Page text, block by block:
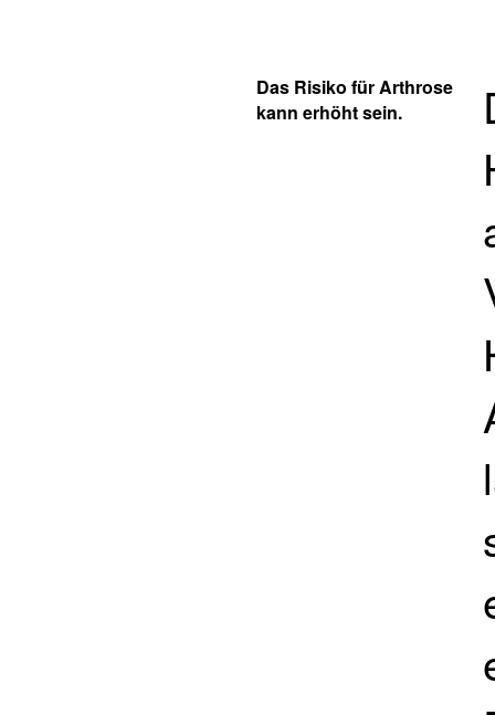
Das Risiko für Arthrose
kann erhöht sein.